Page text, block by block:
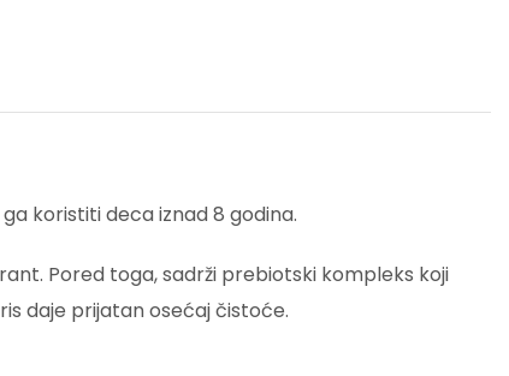
koristiti deca iznad 8 godina.
Pored toga, sadrži prebiotski kompleks koji
daje prijatan osećaj čistoće.